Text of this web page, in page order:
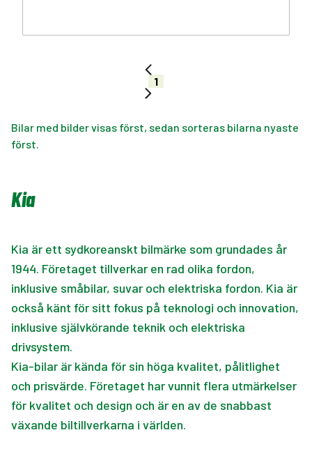
1
Bilar med bilder visas först, sedan sorteras bilarna nyaste
först.
Kia
Kia är ett sydkoreanskt bilmärke som grundades år
1944. Företaget tillverkar en rad olika fordon,
inklusive småbilar, suvar och elektriska fordon. Kia är
också känt för sitt fokus på teknologi och innovation,
inklusive självkörande teknik och elektriska
drivsystem.
Kia-bilar är kända för sin höga kvalitet, pålitlighet
och prisvärde. Företaget har vunnit flera utmärkelser
för kvalitet och design och är en av de snabbast
växande biltillverkarna i världen.